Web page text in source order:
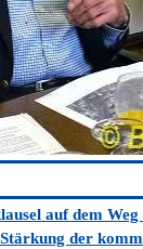
auf dem
der